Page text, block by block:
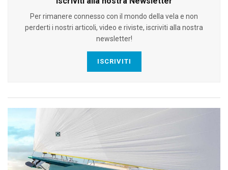
Per rimanere connesso con il mondo della vela e non
perderti i nostri articoli, video e riviste, iscriviti alla nostra
newsletter!
ISCRIVITI